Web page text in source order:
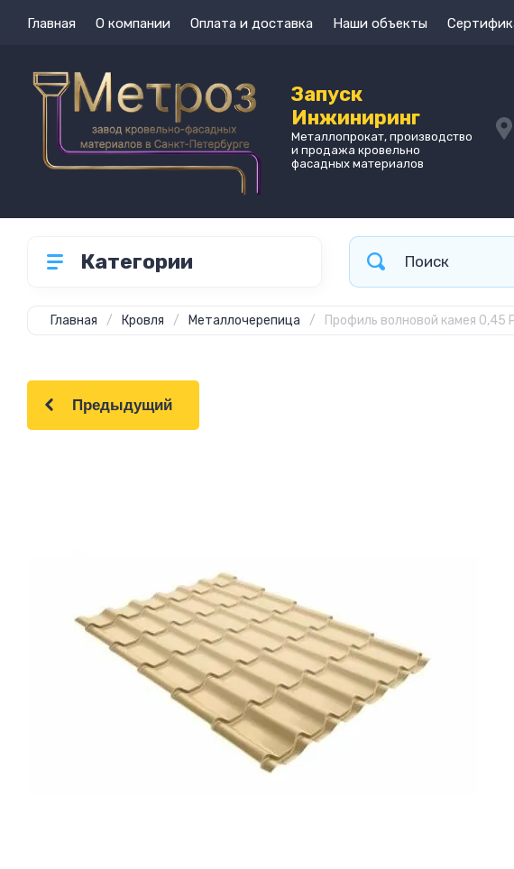
Главная О компании Оплата и доставка Наши объекты
Запуск
Инжиниринг
Металлопрокат, производство
и продажа кровельно
фасадных материалов
Категории
Главная / Кровля / Металлочерепица / Профиль волновой камея 0,45
Предыдущий